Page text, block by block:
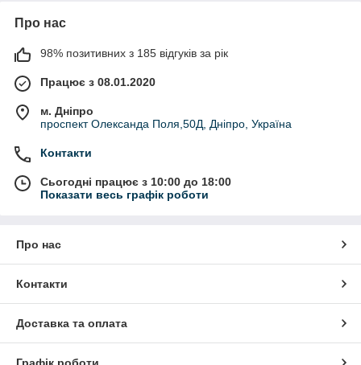
Про нас
98% позитивних з 185 відгуків за рік
Працює з 08.01.2020
м. Дніпро
проспект Олександа Поля,50Д, Дніпро, Україна
Контакти
Сьогодні працює з 10:00 до 18:00
Показати весь графік роботи
Про нас
Контакти
Доставка та оплата